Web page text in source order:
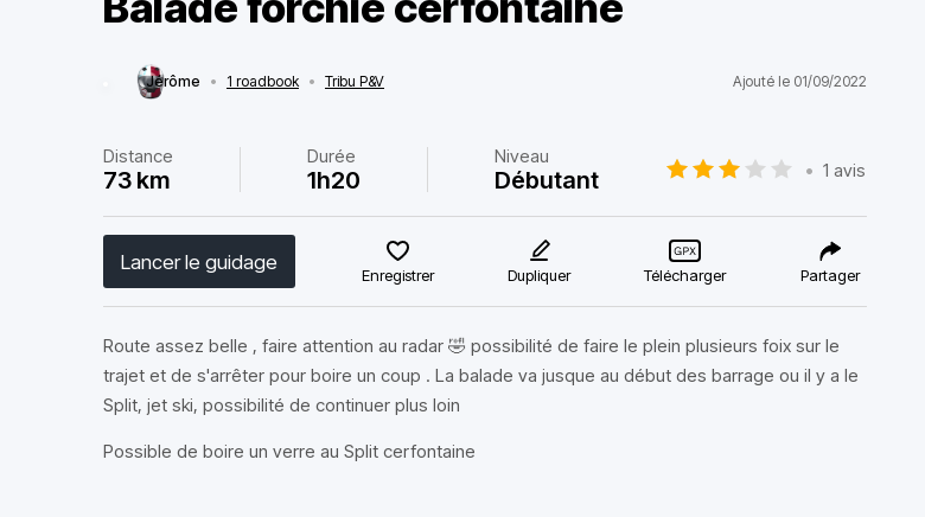
Jérôme • 1 roadbook • Tribu P&V Ajouté le 01/09/2022
Distance
73 km
Durée
1h20
Niveau
Débutant • 1 avis
Lancer le guidage
Enregistrer Dupliquer Télécharger Partager
Route assez belle , faire attention au radar 🤣 possibilité de faire le plein plusieurs foix sur le
trajet et de s'arrêter pour boire un coup . La balade va jusque au début des barrage ou il y a le
Split, jet ski, possibilité de continuer plus loin
Possible de boire un verre au Split cerfontaine